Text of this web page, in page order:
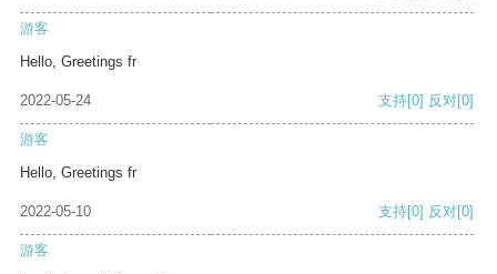
游客
Hello, Greetings fr
2022-05-24 支持[0] 反对[0]
游客
Hello, Greetings fr
2022-05-10 支持[0] 反对[0]
游客